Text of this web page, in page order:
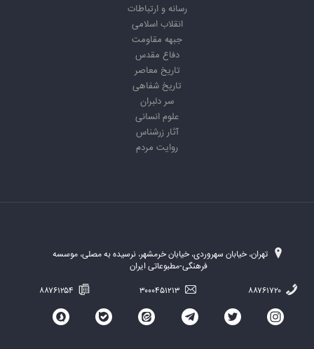
رسانه و ارتباطات
انقلاب اسلامی
جبهه مقاومت
دفاع مقدس
تاریخ معاصر
تاریخ شفاهی
سر دلبران
علوم انسانی
آثار زرشناس
روایت مردم
تهران، خیابان سهروردی، خیابان خرمشهر، نرسیده به مصلی، موسسه
فرهنگی-مطبوعاتی ایران